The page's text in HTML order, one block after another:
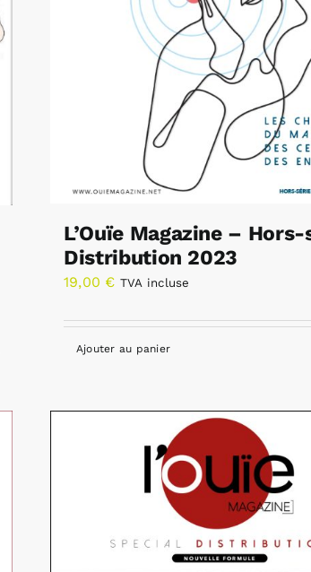
L’Ouïe Magazine –
Distribution 2023
19,00 € TVA incluse
Ajouter au panier